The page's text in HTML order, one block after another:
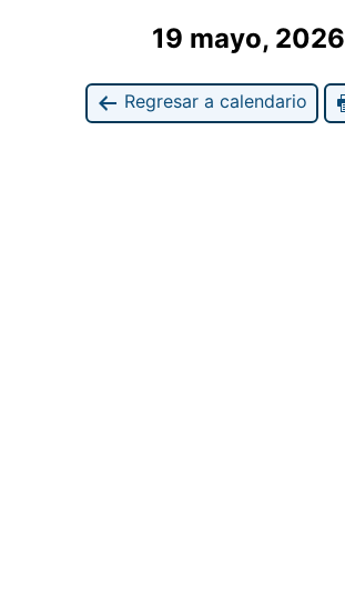
19 mayo, 2026
Regresar a calendario